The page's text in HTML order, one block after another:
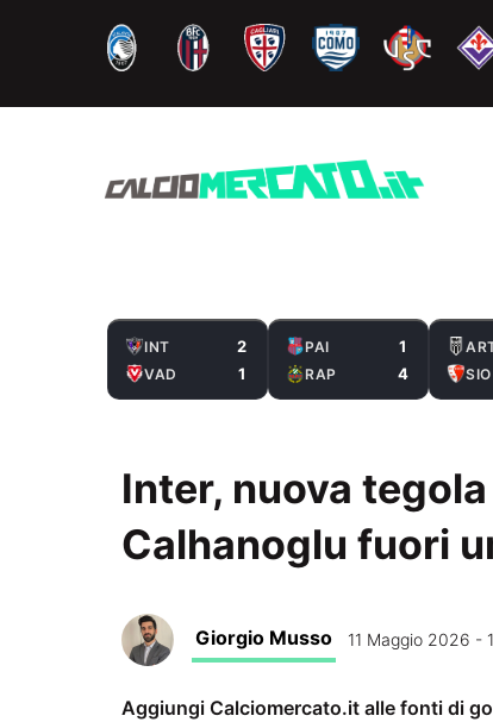
contenuto
INT 2
VAD 1
PAI 1
RAP 4 SIO
Inter, nuova
Calhanoglu fuori
Giorgio Musso 11 Maggio 2026 -
Aggiungi Calciomercato.it alle fonti di